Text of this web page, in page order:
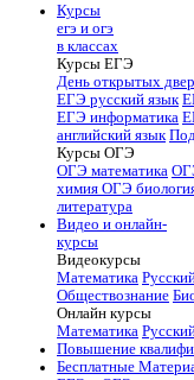
Курсы
егэ и огэ
в классах
Курсы ЕГЭ
День открытых
ЕГЭ русский язык
ЕГЭ информатика
английский язык
Курсы ОГЭ
ОГЭ математика
химия ОГЭ
литература
Видео и онлайн-
курсы
Видеокурсы
Математика
Обществознание
Онлайн курсы
Математика
Повышение
Бесплатные